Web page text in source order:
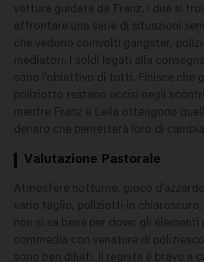
vettura guidata da Franz. I due si
affrontare una serie di situazioni
che vedono coinvolti gangster,
mediatori. I soldi legati alla
sono l'obiettivo di tutti. Finisce che
poliziotto restano uccisi negli
mentre Franz e Leila ottengono
denaro che pemetterà loro di
Valutazione Pastorale
Atmosfere notturne, gioco
vario taglio, poliziotti in
non si sa bene per dove: gli elementi
commedia con venature di
sono ben diluiti. Il regista è bravo a